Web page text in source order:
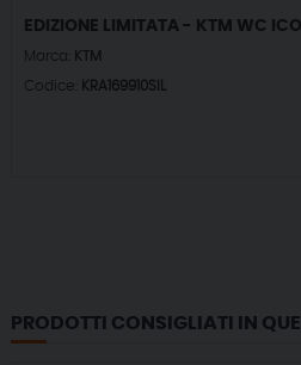
EDIZIONE LIMITATA - KTM WC
Marca: KTM
Codice: KRA169910SIL
PRODOTTI CONSIGLIATI IN